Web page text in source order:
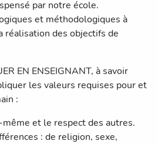
par notre école.
et méthodologiques à
réalisation des objectifs de
EN ENSEIGNANT, à savoir
les valeurs requises pour et
:
et le respect des autres.
: de religion, sexe,